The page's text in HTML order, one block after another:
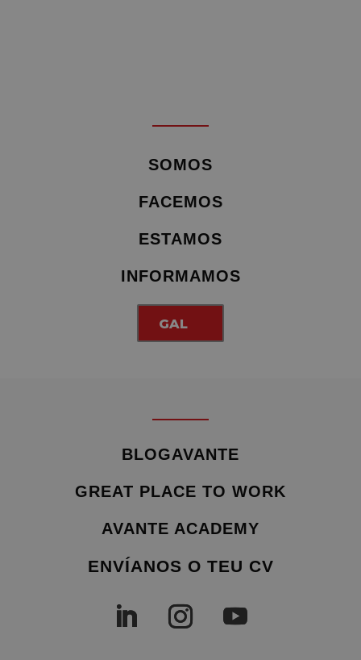
SOMOS
FACEMOS
ESTAMOS
INFORMAMOS
GAL
BLOGAVANTE
GREAT PLACE TO WORK
AVANTE ACADEMY
ENVÍANOS O TEU CV